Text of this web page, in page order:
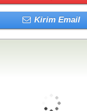
Kirim Email